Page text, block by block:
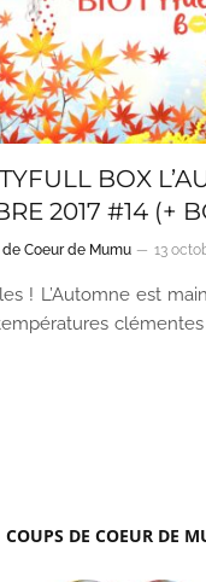
BOX
2017 #14 (+
de Coeur de Mumu 13
! L’Automne est
COUPS DE COEUR DE